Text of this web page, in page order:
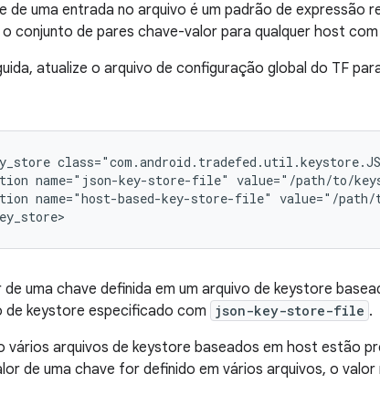
de uma entrada no arquivo é um padrão de expressão
conjunto de pares chave-valor para qualquer host
atualize o arquivo de configuração global do TF
name="json-key-store-file" value="/path/to/
name="host-based-key-store-file" value="/
de uma chave definida em um arquivo de keystore
de keystore especificado com json-key-store-file .
vários arquivos de keystore baseados em host estão
de uma chave for definido em vários arquivos, o